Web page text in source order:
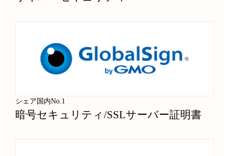
シェア国内No.1
暗号セキュリティ/SSLサーバー証明書